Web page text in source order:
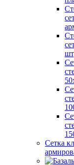
Сетка